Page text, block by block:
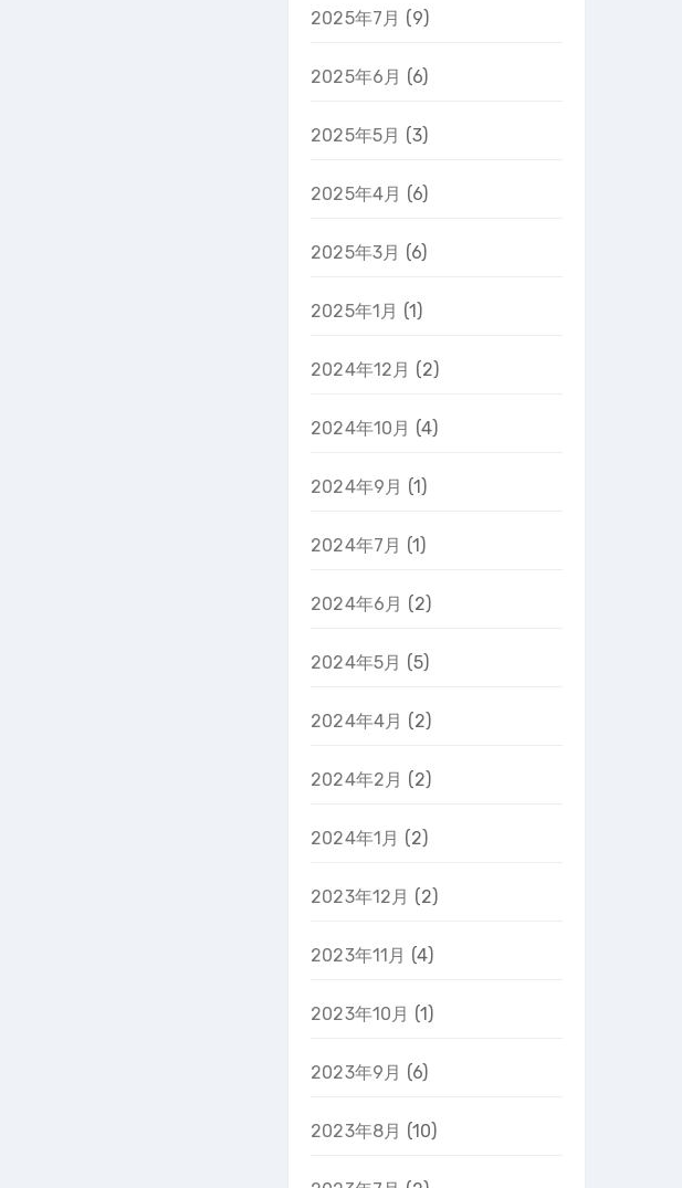
2025年7月 (9)
2025年6月 (6)
2025年5月 (3)
2025年4月 (6)
2025年3月 (6)
2025年1月 (1)
2024年12月 (2)
2024年10月 (4)
2024年9月 (1)
2024年7月 (1)
2024年6月 (2)
2024年5月 (5)
2024年4月 (2)
2024年2月 (2)
2024年1月 (2)
2023年12月 (2)
2023年11月 (4)
2023年10月 (1)
2023年9月 (6)
2023年8月 (10)